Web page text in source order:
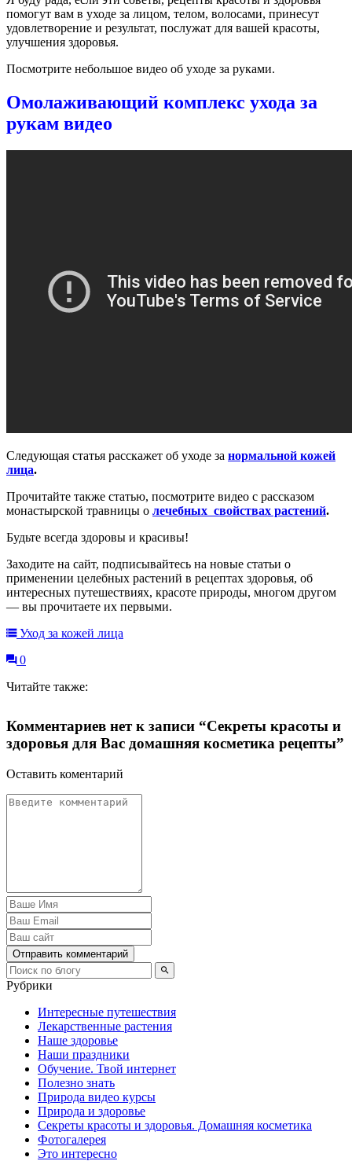
помогут вам в уходе за лицом, телом, волосами, принесут
удовлетворение и результат, послужат для вашей красоты,
улучшения здоровья.
Посмотрите небольшое видео об уходе за руками.
Омолаживающий комплекс ухода за
рукам видео
Следующая статья расскажет об уходе за нормальной кожей
лица.
Прочитайте также статью, посмотрите видео с рассказом
монастырской травницы о лечебных свойствах растений.
Будьте всегда здоровы и красивы!
Заходите на сайт, подписывайтесь на новые статьи о
применении целебных растений в рецептах здоровья, об
интересных путешествиях, красоте природы, многом другом
— вы прочитаете их первыми.
Уход за кожей лица
0
Читайте также:
Комментариев нет к записи “Секреты красоты и
здоровья для Вас домашняя косметика рецепты”
Оставить коментарий
Отправить комментарий
Рубрики
Интересные путешествия
Лекарственные растения
Наше здоровье
Наши праздники
Обучение. Твой интернет
Полезно знать
Природа видео курсы
Природа и здоровье
Секреты красоты и здоровья. Домашняя косметика
Фотогалерея
Это интересно